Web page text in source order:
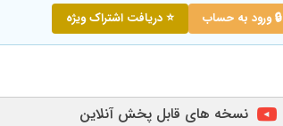
🔒 ورود به حساب ⭐ دریافت اشتراک ویژه
نسخه های قابل پخش آنلاین